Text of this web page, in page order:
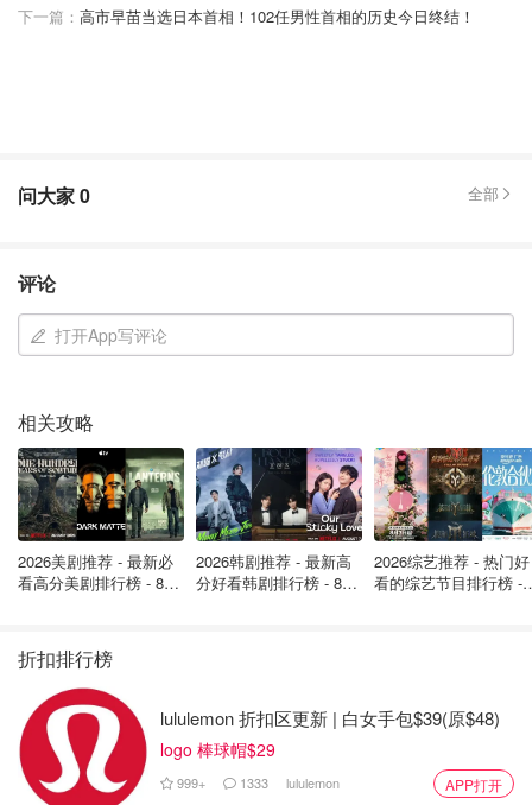
亲历者讲述暴雪经历“又湿又冷，有失温风险”
一名成功撤离的徒步者陈格爽描述，当时环境"又湿又冷，
有失温的风险"。他表示，今年的天气极不寻常，向导称"从
未在十月遇过这种天气"。极限摄影师董书畅回忆，暴雪来
临时，即使穿着专业冲锋衣也全身湿透，"冲锋衣外面结了
极端天气波及整个喜马拉雅地区
珠峰暴雪并非孤立事件，喜马拉雅山区域正经历极端天气。
在邻近的尼泊尔，暴雨引发山体滑坡和洪水，过去两日已造
成至少47人死亡。与此同时，台风"麦德姆"登陆中国，迫使
约15万人撤离家园。
下一篇： 高市早苗当选日本首相！102任男性首相的历史今日终结！
问大家0 全部
评论
打开App写评论
相关攻略
2026美剧推荐 - 最新必
看高分美剧排行榜 - 8月
2026韩剧推荐 - 最新高
分好看韩剧排行榜 - 8月
2026综艺推荐 - 热门好
看的综艺节目排行榜 -
折扣排行榜
lululemon 折扣区更新 | 白女手包$39(原$48)
logo 棒球帽$29
999+ 1333 lululemon APP打开